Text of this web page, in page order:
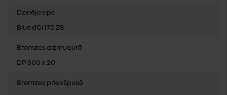
Dzinēja tips
Blue dCi 170 ZS
Bremzes aizmugurē
DP 300 x 20
Bremzes priekšpusē